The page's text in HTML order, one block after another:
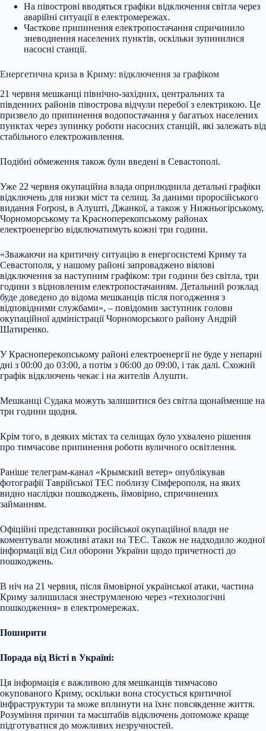
На півострові вводяться графіки відключення світла через
аварійні ситуації в електромережах.
Часткове припинення електропостачання спричинило
зневоднення населених пунктів, оскільки зупинилися
насосні станції.
Енергетична криза в Криму: відключення за графіком
21 червня мешканці північно-західних, центральних та
південних районів півострова відчули перебої з електрикою. Це
призвело до припинення водопостачання у багатьох населених
пунктах через зупинку роботи насосних станцій, які залежать від
стабільного електроживлення.
Подібні обмеження також були введені в Севастополі.
Уже 22 червня окупаційна влада оприлюднила детальні графіки
відключень для низки міст та селищ. За даними проросійського
видання Forpost, в Алушті, Джанкої, а також у Нижньогірському,
Чорноморському та Красноперекопському районах
електроенергію відключатимуть кожні три години.
«Зважаючи на критичну ситуацію в енергосистемі Криму та
Севастополя, у нашому районі запроваджено віялові
відключення за наступним графіком: три години без світла, три
години з відновленим електропостачанням. Детальний розклад
буде доведено до відома мешканців після погодження з
відповідними службами», – повідомив заступник голови
окупаційної адміністрації Чорноморського району Андрій
Шатиренко.
У Красноперекопському районі електроенергії не буде у непарні
дні з 00:00 до 03:00, а потім з 06:00 до 09:00, і так далі. Схожий
графік відключень чекає і на жителів Алушти.
Мешканці Судака можуть залишитися без світла щонайменше на
три години щодня.
Крім того, в деяких містах та селищах було ухвалено рішення
про тимчасове припинення роботи вуличного освітлення.
Раніше телеграм-канал «Крымский ветер» опублікував
фотографії Таврійської ТЕС поблизу Сімферополя, на яких
видно наслідки пошкоджень, ймовірно, спричинених
займанням.
Офіційні представники російської окупаційної влади не
коментували можливі атаки на ТЕС. Також не надходило жодної
інформації від Сил оборони України щодо причетності до
пошкоджень.
В ніч на 21 червня, після ймовірної української атаки, частина
Криму залишилася знеструмленою через «технологічні
пошкодження» в електромережах.
Поширити
Порада від Вісті в Україні:
Ця інформація є важливою для мешканців тимчасово
окупованого Криму, оскільки вона стосується критичної
інфраструктури та може вплинути на їхнє повсякденне життя.
Розуміння причин та масштабів відключень допоможе краще
підготуватися до можливих незручностей.